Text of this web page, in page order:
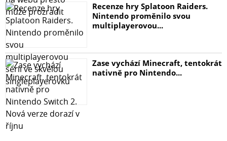
Recenze hry Splatoon Raiders.
Nintendo proměnilo svou
multiplayerovou...
Zase vychází Minecraft, tentokrát
nativně pro Nintendo...